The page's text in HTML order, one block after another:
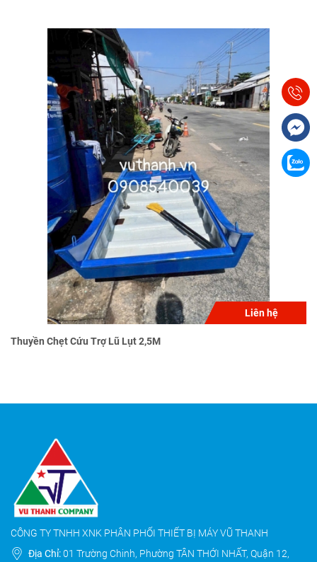
Liên hệ
Thuyền Chẹt Cứu Trợ Lũ Lụt 2,5M
CÔNG TY TNHH XNK PHÂN PHỐI THIẾT BỊ MÁY VŨ THANH
Địa Chỉ:01 Trường Chinh, Phường TÂN THỚI NHẤT, Quận 12,